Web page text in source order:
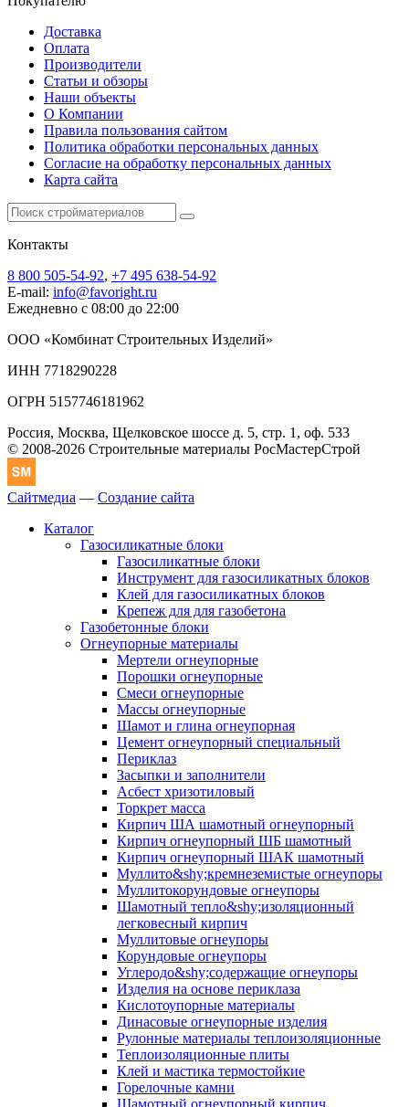
Доставка
Оплата
Производители
Статьи и обзоры
Наши объекты
О Компании
Правила пользования сайтом
Политика обработки персональных данных
Согласие на обработку персональных данных
Карта сайта
Контакты
8 800 505-54-92, +7 495 638-54-92
E-mail: info@favoright.ru
Ежедневно с 08:00 до 22:00
ООО «Комбинат Строительных Изделий»
ИНН 7718290228
ОГРН 5157746181962
Россия, Москва, Щелковское шоссе д. 5, стр. 1, оф. 533
© 2008-2026 Строительные материалы РосМастерСтрой
Сайтмедиа — Создание сайта
Каталог
Газосиликатные блоки
Газосиликатные блоки
Инструмент для газосиликатных блоков
Клей для газосиликатных блоков
Крепеж для для газобетона
Газобетонные блоки
Огнеупорные материалы
Мертели огнеупорные
Порошки огнеупорные
Смеси огнеупорные
Массы огнеупорные
Шамот и глина огнеупорная
Цемент огнеупорный специальный
Периклаз
Засыпки и заполнители
Асбест хризотиловый
Торкрет масса
Кирпич ША шамотный огнеупорный
Кирпич огнеупорный ШБ шамотный
Кирпич огнеупорный ШАК шамотный
Муллито&shy;­кремнеземистые огнеупоры
Муллито­корундовые огнеупоры
Шамотный тепло&shy;изоляционный
легковесный кирпич
Муллитовые огнеупоры
Корундовые огнеупоры
Углеродо&shy;содержащие огнеупоры
Изделия на основе периклаза
Кислотоупорные материалы
Динасовые огнеупорные изделия
Рулонные материалы теплоизоляционные
Тепло­изоляционные плиты
Клей и мастика термостойкие
Горелочные камни
Шамотный огнеупорный кирпич